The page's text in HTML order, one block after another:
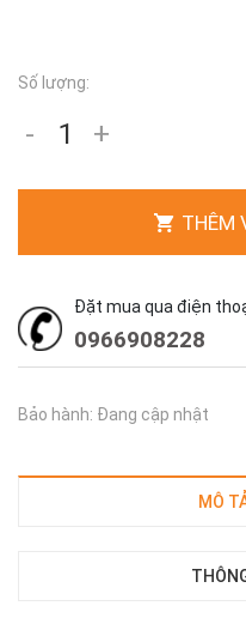
Số lượng:
- +
THÊM
Đặt mua qua điện
0966908228
Bảo hành: Đang cập nhật
MÔ